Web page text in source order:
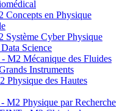
Concepts en Physique
Système Cyber Physique
Science
M2 Mécanique des Fluides
Instruments
Physique des Hautes
M2 Physique par Recherche